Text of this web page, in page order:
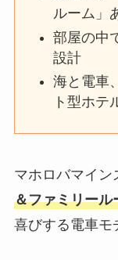
ルーム」
部屋の中
設計
海と電車
ト型ホテ
マホロバマイン
＆ファミリール
喜びする電車モ